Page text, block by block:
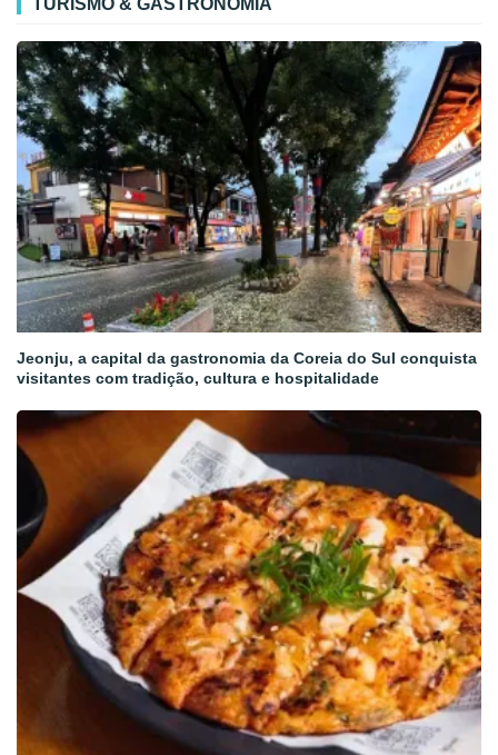
Jeonju, a capital da gastronomia da Coreia do Sul conquista
visitantes com tradição, cultura e hospitalidade